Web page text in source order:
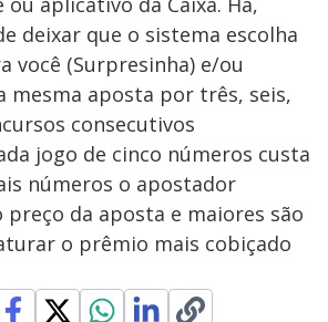
deixar que o sistema escolha
você (Surpresinha) e/ou
mesma aposta por três, seis,
consecutivos
jogo de cinco números custa
números o apostador
da aposta e maiores são
o prêmio mais cobiçado